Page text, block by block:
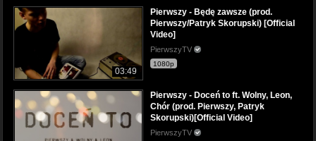
03:49
Pierwszy - Będę zawsze (prod.
Pierwszy/Patryk Skorupski) [Official
Video]
PierwszyTV
1080p
Pierwszy - Doceń to ft. Wolny, Leon,
Chór (prod. Pierwszy, Patryk
Skorupski)[Official Video]
PierwszyTV